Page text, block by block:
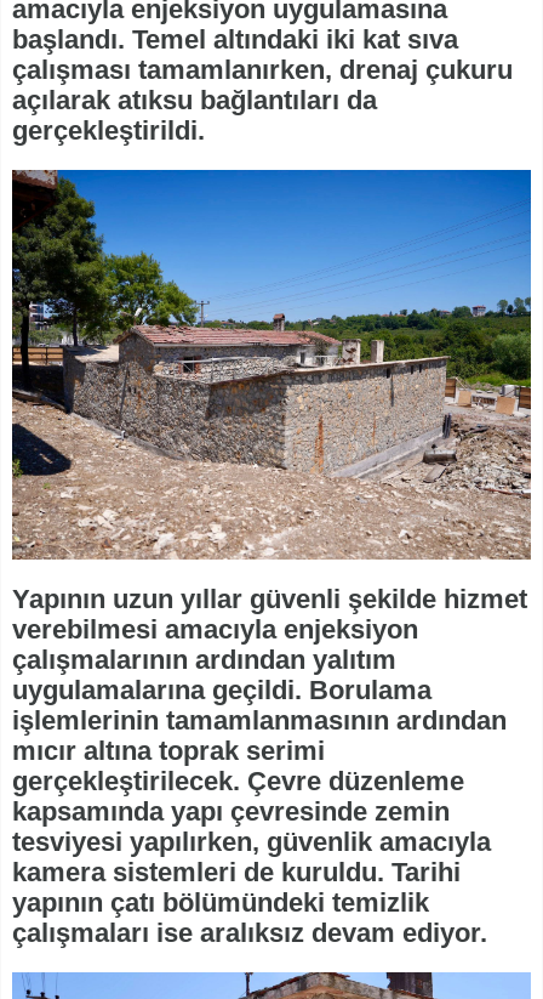
amacıyla enjeksiyon uygulamasına
başlandı. Temel altındaki iki kat sıva
çalışması tamamlanırken, drenaj çukuru
açılarak atıksu bağlantıları da
gerçekleştirildi.
Yapının uzun yıllar güvenli şekilde hizmet
verebilmesi amacıyla enjeksiyon
çalışmalarının ardından yalıtım
uygulamalarına geçildi. Borulama
işlemlerinin tamamlanmasının ardından
mıcır altına toprak serimi
gerçekleştirilecek. Çevre düzenleme
kapsamında yapı çevresinde zemin
tesviyesi yapılırken, güvenlik amacıyla
kamera sistemleri de kuruldu. Tarihi
yapının çatı bölümündeki temizlik
çalışmaları ise aralıksız devam ediyor.